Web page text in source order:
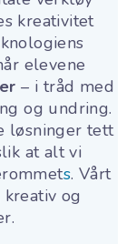
kreativitet
elevene
– i tråd med
og undring.
løsninger tett
at alt vi
s. Vårt
og